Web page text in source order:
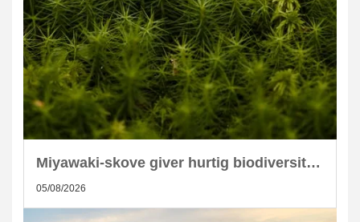
Miyawaki-skove giver hurtig biodiversitet i skandinaviske byer
05/08/2026